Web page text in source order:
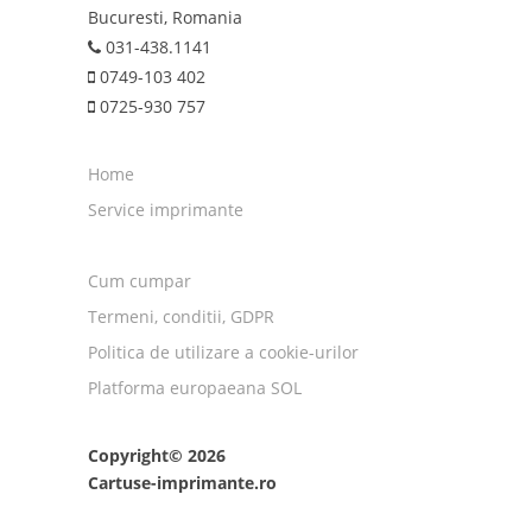
Bucuresti, Romania
031-438.1141
0749-103 402
0725-930 757
Home
Service imprimante
Cum cumpar
Termeni, conditii, GDPR
Politica de utilizare a cookie-urilor
Platforma europaeana SOL
Copyright© 2026
Cartuse-imprimante.ro